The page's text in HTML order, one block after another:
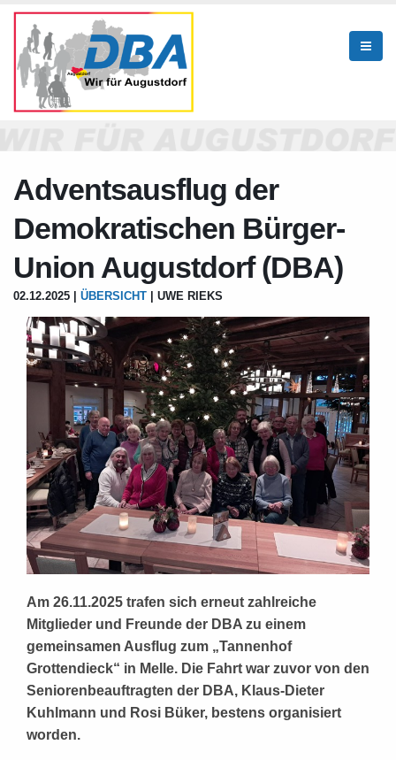
Adventsausflug der
Demokratischen Bürger-
Union Augustdorf (DBA)
02.12.2025 | ÜBERSICHT | UWE RIEKS
Am 26.11.2025 trafen sich erneut zahlreiche
Mitglieder und Freunde der DBA zu einem
gemeinsamen Ausflug zum „Tannenhof
Grottendieck“ in Melle. Die Fahrt war zuvor von den
Seniorenbeauftragten der DBA, Klaus-Dieter
Kuhlmann und Rosi Büker, bestens organisiert
worden.